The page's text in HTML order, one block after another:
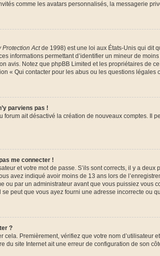
comme les avatars personnalisés, la messagerie
Protection Actde 1998) est une loi aux États-Unis qui dit
informations permettant d’identifier un mineur de
avis. Notez que phpBB Limited et les propriétaires de
« Qui contacter pour les abus ou les questions légales
parviens pas !
forum ait désactivé la création de nouveaux comptes.
me connecter !
et votre mot de passe. S’ils sont corrects, il y a deux
avez indiqué avoir moins de 13 ans lors de
ou par un administrateur avant que vous puissiez vous
se peut que vous ayez fourni une adresse incorrecte ou
?
Premièrement, vérifiez que votre nom d’utilisateur
du site Internet ait une erreur de configuration de son